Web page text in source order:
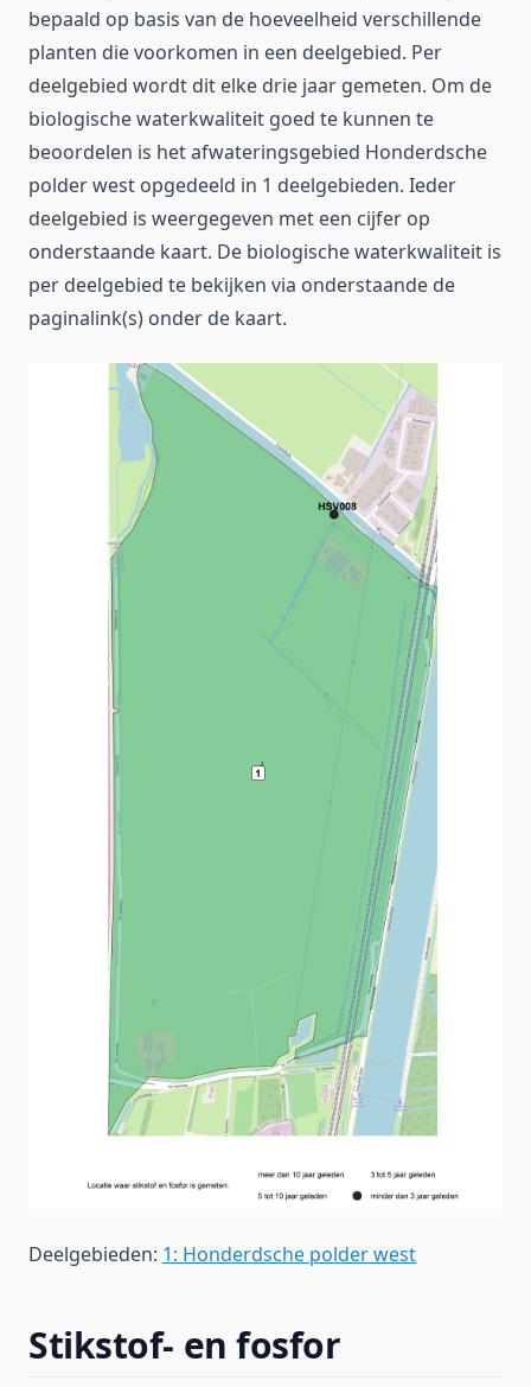
bepaald op basis van de hoeveelheid verschillende
planten die voorkomen in een deelgebied. Per
deelgebied wordt dit elke drie jaar gemeten. Om de
biologische waterkwaliteit goed te kunnen te
beoordelen is het afwateringsgebied Honderdsche
polder west opgedeeld in 1 deelgebieden. Ieder
deelgebied is weergegeven met een cijfer op
onderstaande kaart. De biologische waterkwaliteit is
per deelgebied te bekijken via onderstaande de
paginalink(s) onder de kaart.
Deelgebieden: 1: Honderdsche polder west
Stikstof- en fosfor